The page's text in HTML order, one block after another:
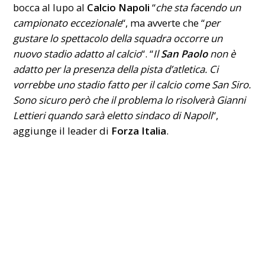
bocca al lupo al Calcio Napoli “che sta facendo un
campionato eccezionale“, ma avverte che “per
gustare lo spettacolo della squadra occorre un
nuovo stadio adatto al calcio“. “IlSan Paolonon è
adatto per la presenza della pista d’atletica. Ci
vorrebbe uno stadio fatto per il calcio come San Siro.
Sono sicuro però che il problema lo risolverà Gianni
Lettieri quando sarà eletto sindaco di Napoli“,
aggiunge il leader di Forza Italia.